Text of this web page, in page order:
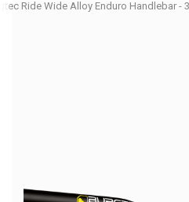
Ride Wide Alloy Enduro Handlebar -